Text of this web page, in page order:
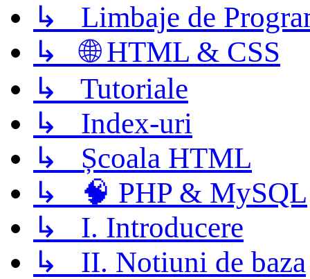
↳ Limbaje de
↳ 🌐 HTML & CSS
↳ Tutoriale
↳ Index-uri
↳ Școala HTML
↳ 🧠 PHP & MySQL
↳ I. Introducere
↳ II. Notiuni de baza